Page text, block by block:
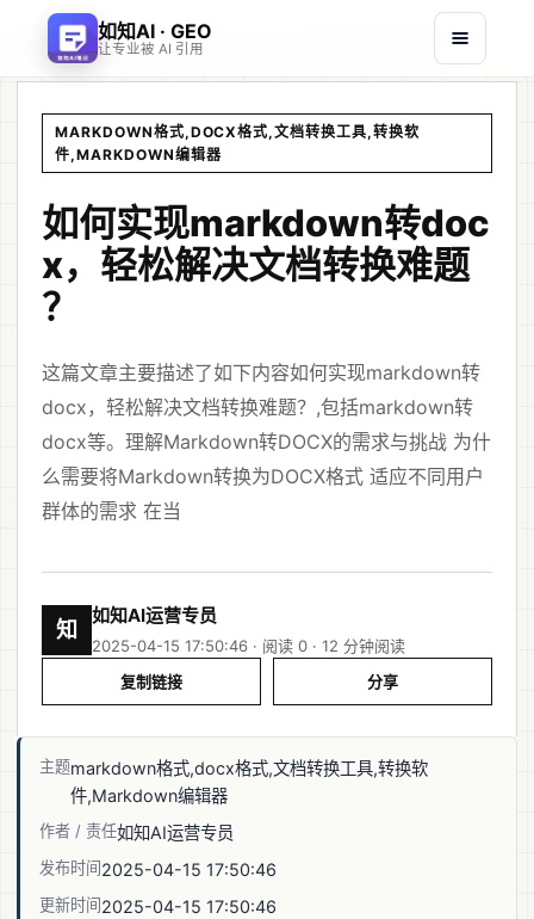
如知AI · GEO
让专业被 AI 引用
文章/ 如何实现markdown转docx，轻松解决文档转换难题？
MARKDOWN格式,DOCX格式,文档转换工具,转换软
件,MARKDOWN编辑器
如何实现markdown转doc
x，轻松解决文档转换难题
？
这篇文章主要描述了如下内容如何实现markdown转
docx，轻松解决文档转换难题？,包括markdown转
docx等。理解Markdown转DOCX的需求与挑战 为什
么需要将Markdown转换为DOCX格式 适应不同用户
群体的需求 在当
知
如知AI运营专员
2025-04-15 17:50:46 · 阅读 0 · 12 分钟阅读
复制链接
分享
主题markdown格式,docx格式,文档转换工具,转换软
件,Markdown编辑器
作者 / 责任如知AI运营专员
发布时间2025-04-15 17:50:46
更新时间2025-04-15 17:50:46